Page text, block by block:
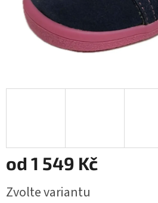
od 1 549 Kč
cena:
Zvolte variantu